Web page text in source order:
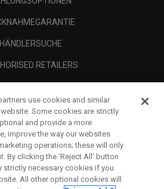
HÄNDLERSUCHE
RETAILERS
use cookies and similar
Some cookies are strictly
and provide a more
improve the way our websites
operations; these will only
By clicking the ‘Reject All' button
strictly necessary cookies if you
All other optional cookies will